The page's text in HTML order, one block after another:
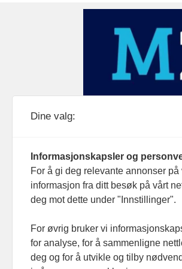
Dine valg:
Informasjonskapsler og
For å gi deg relevante annonser på
informasjon fra ditt besøk på vårt
deg mot dette under "Innstillinger".
For øvrig bruker vi
for analyse, for å sammenligne
deg og for å utvikle og tilby